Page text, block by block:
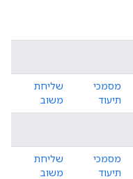
מסמכי
תיעוד
שליחת
משוב
מסמכי
תיעוד
שליחת
משוב